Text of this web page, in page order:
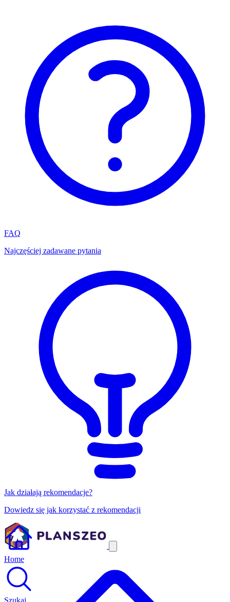
FAQ
Najczęściej zadawane pytania
Jak działają rekomendacje?
Dowiedz się jak korzystać z rekomendacji
Home
Szukaj